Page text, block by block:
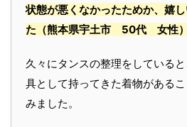
状態が悪くなかったためか、嬉
た （熊本県宇土市 50代 女性）
久々にタンスの整理をしている
具として持ってきた着物がある
みました。